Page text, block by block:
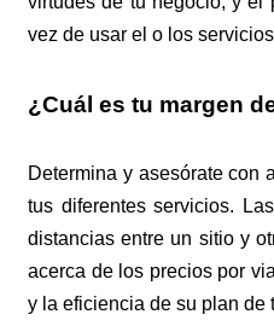
vez de usar el o los
¿Cuál es tu margen
Determina y asesórate con
tus diferentes servicios.
distancias entre un sitio y
acerca de los precios por
y la eficiencia de su plan de